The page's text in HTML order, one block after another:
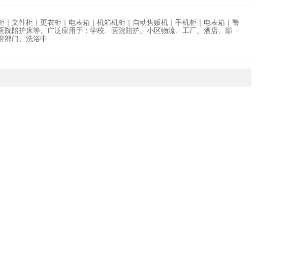
｜文件柜｜更衣柜｜电表箱｜机箱机柜｜自动售贩机｜手机柜｜电表箱｜警
院陪护床等。广泛应用于：学校、医院陪护、小区物流、工厂、酒店、部
部门、洗浴中